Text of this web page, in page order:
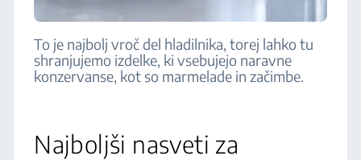
To je najbolj vroč del hladilnika, torej lahko tu
shranjujemo izdelke, ki vsebujejo naravne
konzervanse, kot so marmelade in začimbe.
Najboljši nasveti za